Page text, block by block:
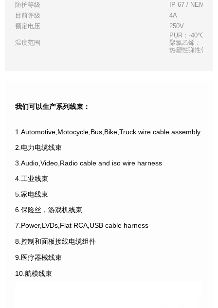
防护等级
IP 67 / NEMA 6P
目前评级
4A
额定电压
250V
温度范围
PUR：-40°C (-
聚氯乙烯：-
热塑性弹性体：-
我们可以生产系列线束：
1.Automotive,Motocycle,Bus,Bike,Truck wire cable assembly
2.电力电缆线束
3.Audio,Video,Radio cable and iso wire harness
4.工业线束
5.家电线束
6.保险丝，游戏机线束
7.Power,LVDs,Flat RCA,USB cable harness
8.控制和面板接线电缆组件
9.医疗器械线束
10.航模线束